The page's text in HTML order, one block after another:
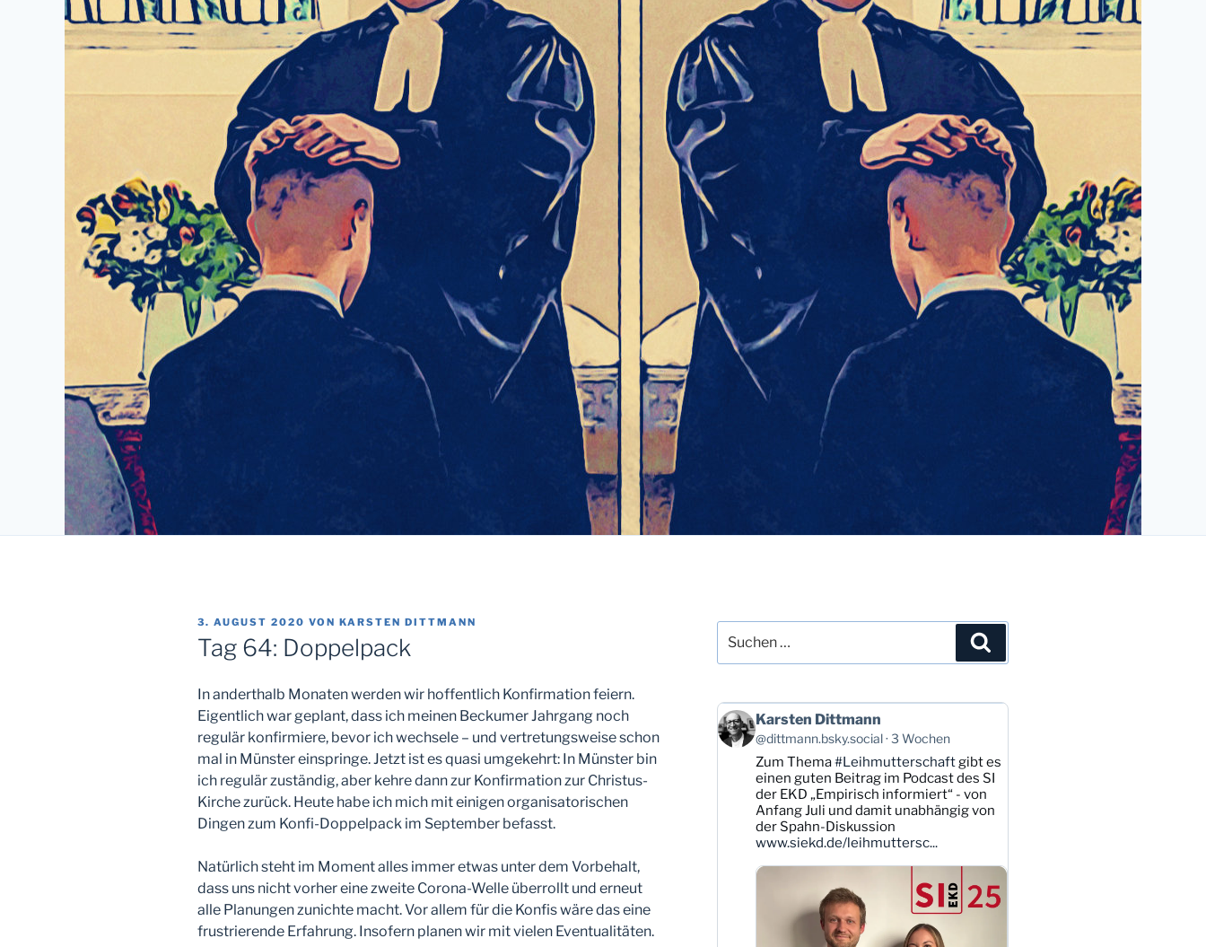
VERÖFFENTLICHT
AM
3. AUGUST 2020 VON KARSTEN DITTMANN
Tag 64: Doppelpack
In anderthalb Monaten werden wir hoffentlich Konfirmation feiern.
Eigentlich war geplant, dass ich meinen Beckumer Jahrgang noch
regulär konfirmiere, bevor ich wechsele – und vertretungsweise schon
mal in Münster einspringe. Jetzt ist es quasi umgekehrt: In Münster bin
ich regulär zuständig, aber kehre dann zur Konfirmation zur Christus-
Kirche zurück. Heute habe ich mich mit einigen organisatorischen
Dingen zum Konfi-Doppelpack im September befasst.
Natürlich steht im Moment alles immer etwas unter dem Vorbehalt,
dass uns nicht vorher eine zweite Corona-Welle überrollt und erneut
alle Planungen zunichte macht. Vor allem für die Konfis wäre das eine
frustrierende Erfahrung. Insofern planen wir mit vielen Eventualitäten.
nach:
Beitrag
von
Karsten
Dittmann
Bluesky
ansehen
Karsten Dittmann
@dittmann.bsky.social 3 Wochen
Zum Thema#Leihmutterschaftgibt es
einen guten Beitrag im Podcast des SI
der EKD „Empirisch informiert“ - von
Anfang Juli und damit unabhängig von
der Spahn-Diskussion
www.siekd.de/leihmuttersc...